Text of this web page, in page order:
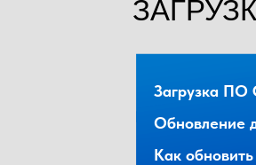
Загрузка ПО
Обновление
Как